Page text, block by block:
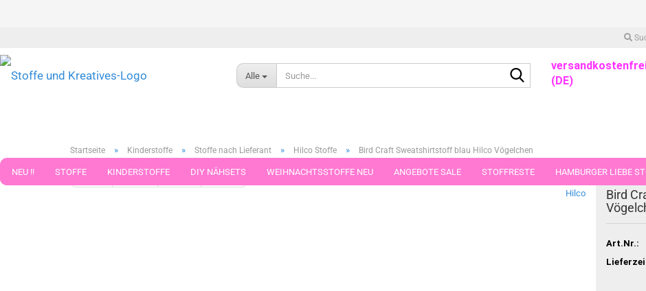
Alle
Suche...
(DE)
NEU !! STOFFE KINDERSTOFFE DIY NÄHSETS WEIHNACHTSSTOFFE NEU ANGEBOTE SALE STOFFRESTE HAMBURGER LIEBE
STOFFE IN STÜCKEN VON 25 UND 50 CM
Startseite » Kinderstoffe » Stoffe nach Lieferant » Hilco Stoffe » Bird Craft Sweatshirtstoff blau Hilco Vögelchen
« Erster « zurück weiter » Letzter »
Artikel in dieser Kategorie
Hilco
Bird
Art.Nr.: